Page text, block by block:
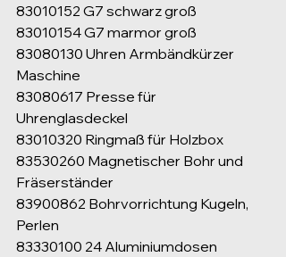
83010152 G7 schwarz groß
83010154 G7 marmor groß
83080130 Uhren Armbändkürzer
Maschine
83080617 Presse für
Uhrenglasdeckel
83010320 Ringmaß für Holzbox
83530260 Magnetischer Bohr und
Fräserständer
83900862 Bohrvorrichtung Kugeln,
Perlen
83330100 24 Aluminiumdosen